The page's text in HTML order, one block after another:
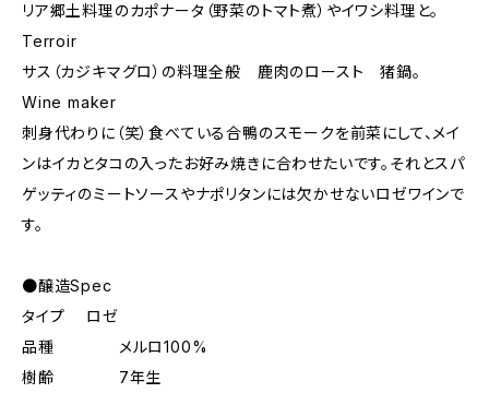
リア郷土料理のカポナータ（野菜のトマト煮）やイワシ料理と。
Terroir
サス（カジキマグロ）の料理全般 鹿肉のロースト 猪鍋。
Wine maker
刺身代わりに（笑）食べている合鴨のスモークを前菜にして、メイ
ンはイカとタコの入ったお好み焼きに合わせたいです。それとスパ
ゲッティのミートソースやナポリタンには欠かせないロゼワインで
す。
●醸造Spec
タイプ ロゼ
品種 メルロ100%
樹齢 7年生